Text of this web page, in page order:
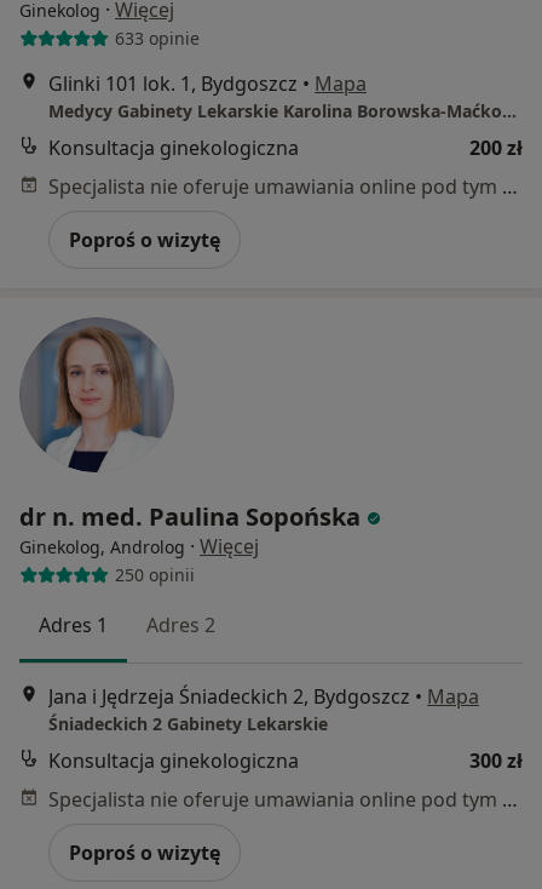
Ginekolog · Więcej
633 opinie
Glinki 101 lok. 1, Bydgoszcz • Mapa
Medycy Gabinety Lekarskie Karolina Borowska-Maćkowiak
Konsultacja ginekologiczna
200 zł
Specjalista nie oferuje umawiania online pod tym adresem.
Poproś o wizytę
dr n. med. Paulina Sopońska
Ginekolog, Androlog · Więcej
250 opinii
Adres 1 Adres 2
Jana i Jędrzeja Śniadeckich 2, Bydgoszcz • Mapa
Śniadeckich 2 Gabinety Lekarskie
Konsultacja ginekologiczna
300 zł
Specjalista nie oferuje umawiania online pod tym adresem.
Poproś o wizytę